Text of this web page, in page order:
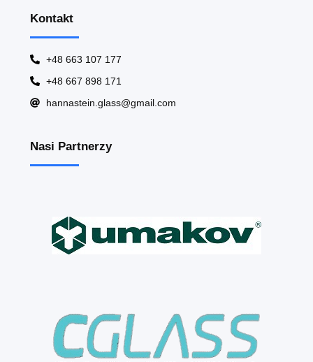
Kontakt
+48 663 107 177
+48 667 898 171
hannastein.glass@gmail.com
Nasi Partnerzy